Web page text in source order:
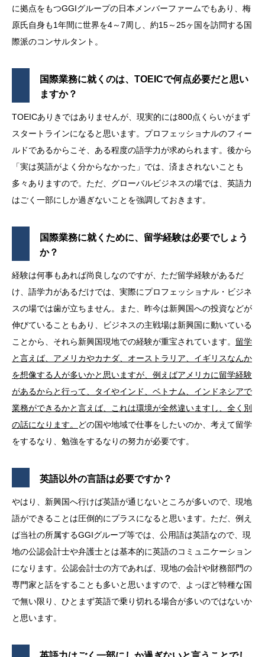
に拠点をもつGGIグループの日本メンバーファームでもあり、梅
原氏自身も1年間に世界を4～7周し、約15～25ヶ国を訪問する国
際派のコンサルタント。
国際業務に就くのは、TOEICで何点必要だと思い
ますか？
TOEICありきではありませんが、現実的には800点くらいがまず
スタートラインになると思います。プロフェッショナルのフィー
ルドであるからこそ、ある程度の語学力が求められます。後から
「実は英語がよく分からなかった」では、済まされないことも
多々ありますので。ただ、グローバルビジネスの場では、英語力
はごく一部にしか過ぎないことを強調しておきます。
国際業務に就くために、留学経験は必要でしょう
か？
経験は何事もあれば尚良しなのですが、ただ留学経験があるだ
け、語学力があるだけでは、実際にプロフェッショナル・ビジネ
スの場では歯が立ちません。また、昨今は新興国への投資などが
伸びていることもあり、ビジネスの主戦場は新興国に動いている
ことから、それら新興国現地での経験が重宝されています。 留学
と言えば、アメリカやカナダ、オーストラリア、イギリスなんか
を想像する人が多いかと思いますが、例えばアメリカに留学経験
があるからと行って、タイやインド、ベトナム、インドネシアで
業務ができるかと言えば、これは環境が全然違いますし、全く別
の話になります。
どの国や地域で仕事をしたいのか、考えて留学
をするなり、勉強をするなりの努力が必要です。
英語以外の言語は必要ですか？
やはり、新興国へ行けば英語が通じないところが多いので、現地
語ができることは圧倒的にプラスになると思います。ただ、例え
ば当社の所属するGGIグループ等では、公用語は英語なので、現
地の公認会計士や弁護士とは基本的に英語のコミュニケーション
になります。公認会計士の方であれば、現地の会計や財務部門の
専門家と話をすることも多いと思いますので、よっぽど特種な国
で無い限り、ひとまず英語で乗り切れる場合が多いのではないか
と思います。